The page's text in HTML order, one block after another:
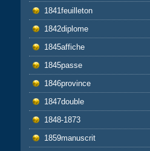
1841feuilleton
1842diplome
1845affiche
1845passe
1846province
1847double
1848-1873
1859manuscrit